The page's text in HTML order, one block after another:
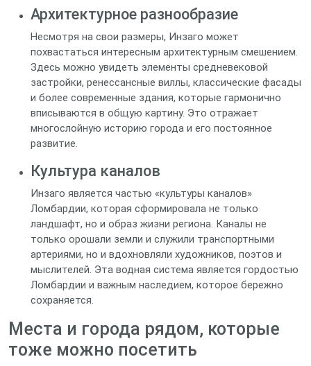
Архитектурное разнообразие
Несмотря на свои размеры, Инзаго может
похвастаться интересным архитектурным смешением.
Здесь можно увидеть элементы средневековой
застройки, ренессансные виллы, классические фасады
и более современные здания, которые гармонично
вписываются в общую картину. Это отражает
многослойную историю города и его постоянное
развитие.
Культура каналов
Инзаго является частью «культуры каналов»
Ломбардии, которая сформировала не только
ландшафт, но и образ жизни региона. Каналы не
только орошали земли и служили транспортными
артериями, но и вдохновляли художников, поэтов и
мыслителей. Эта водная система является гордостью
Ломбардии и важным наследием, которое бережно
сохраняется.
Места и города рядом, которые
тоже можно посетить